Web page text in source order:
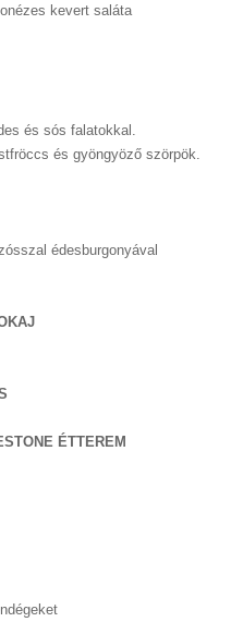
kevert saláta
és sós falatokkal.
és gyöngyöző szörpök.
édesburgonyával
ÉTTEREM